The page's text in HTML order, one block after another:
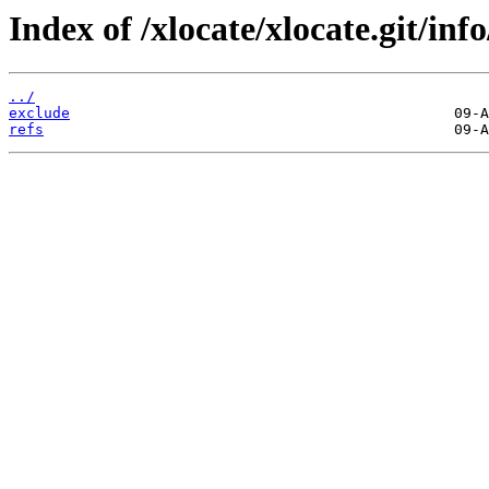
Index of /xlocate/xlocate.git/
../
exclude
refs